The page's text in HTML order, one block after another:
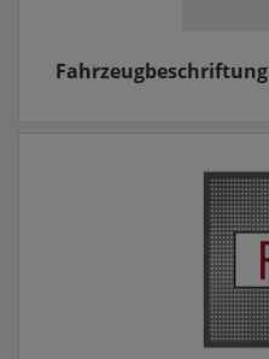
Fahrzeugbeschriftung